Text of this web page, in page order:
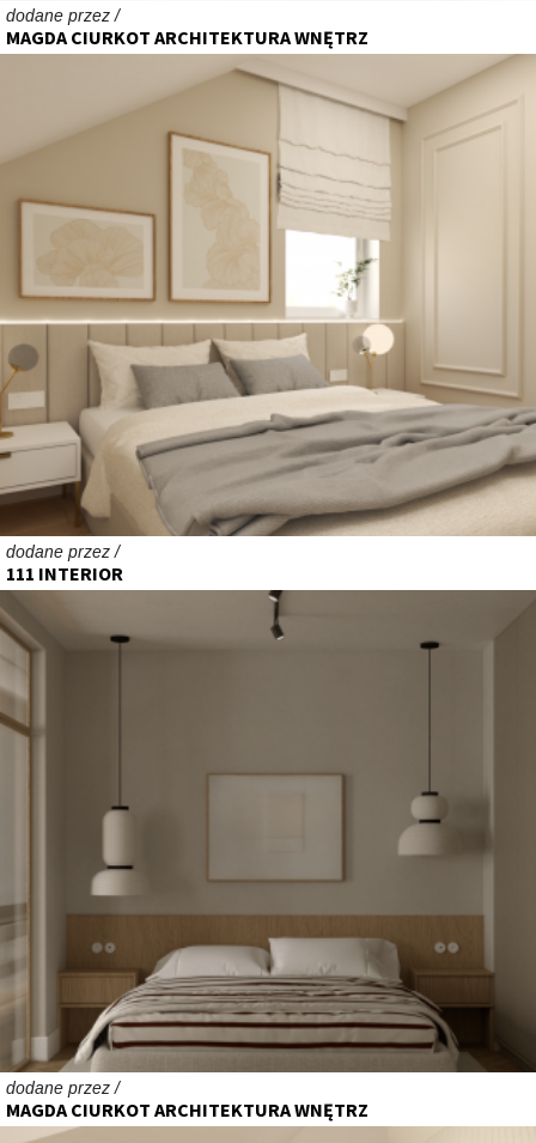
dodane przez /
MAGDA CIURKOT ARCHITEKTURA WNĘTRZ
dodane przez /
111 INTERIOR
dodane przez /
MAGDA CIURKOT ARCHITEKTURA WNĘTRZ